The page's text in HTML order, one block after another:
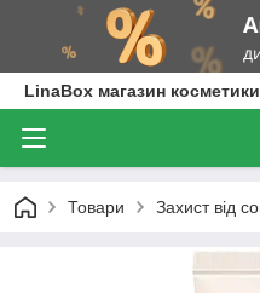
LinaBox магазин косметики
Товари Захист від